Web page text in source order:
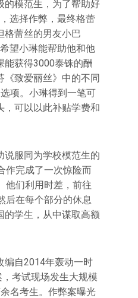
的模范生，为了帮助好
选择作弊，最终格蕾
格蕾丝的男友小巴
望小琳能帮助他和他
能获得3000泰铢的酬
《致爱丽丝》中的不同
项。小琳得到一笔可
，可以以此补贴学费和
说服同为学校模范生的
作完成了一次惊险而
他们利用时差，前往
后在每个部分的休息
的学生，从中谋取高额
编自2014年轰动一时
考试现场发生大规模
名考生。作弊案曝光